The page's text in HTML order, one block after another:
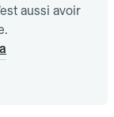
aussi avoir